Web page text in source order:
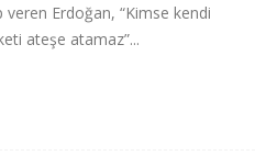
veren Erdoğan, “Kimse kendi
ateşe atamaz”...